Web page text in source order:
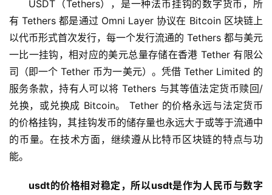
USDT（Tethers），是一种法币挂钩的数字货币，所
有 Tethers 都是通过 Omni Layer 协议在 Bitcoin 区块链上
以代币形式首次发行，每一个发行流通的 Tethers 都与美元
一比一挂钩，相对应的美元总量存储在香港 Tether 有限公
司（即一个 Tether 币为一美元）。凭借 Tether Limited 的
服务条款，持有人可以将 Tethers 与其等值法定货币赎回/
兑换，或兑换成 Bitcoin。 Tether 的价格永远与法定货币
的价格挂钩，其挂钩发币的储存量也永远大于或等于流通中
的币量。在技术方面，继续遵从比特币区块链的特点与功
能。
usdt的价格相对稳定，所以usdt是作为人民币与数字